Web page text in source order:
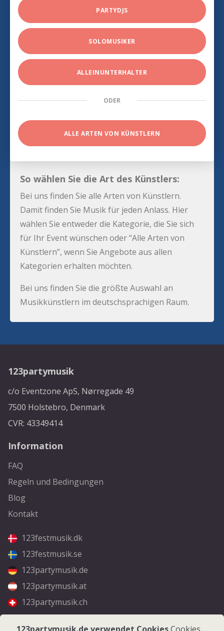
PARTYDJS
SOLOMUSIKER
ALLEINUNTERHALTER
ODER
ALLE ARTEN VON KÜNSTLERN
So wählen Sie die Art des Künstlers:
Bei uns finden Sie alle Arten von Künstlern.
Damit finden Sie Musik für jeden Anlass. Hier
wählen Sie entweder die Kategorie, die Sie sich
für Ihr Event wünschen oder “Alle Arten von
Künstlern”, wenn Sie Angebote aus allen
Kategorien erhalten möchten.
Bei uns finden Sie die größte Auswahl an
Musikkünstlern im deutschsprachigen Raum.
123partymusik
c/o Eventzone ApS, Nørregade 49
7500 Holstebro, Denmark
CVR: 43349414
Information
FAQ
Regeln und Bedingungen
Blog
Kontakt
123festmusik.dk
123festmusik.se
123partymusik.de
123partymusik.at
123partymusik.ch
Folgen Sie uns